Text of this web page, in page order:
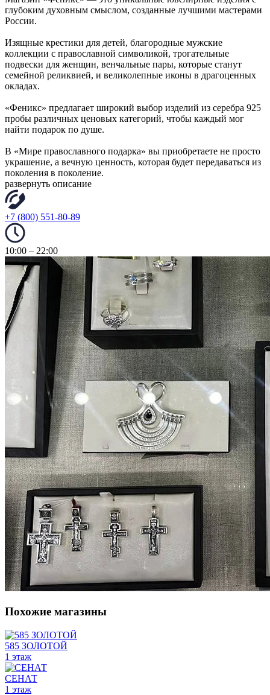
глубоким духовным смыслом, созданные лучшими мастерами
России.
Изящные крестики для детей, благородные мужские
коллекции с православной символикой, трогательные
подвески для женщин, венчальные пары, которые станут
семейной реликвией, и великолепные иконы в драгоценных
окладах.
«Феникс» предлагает широкий выбор изделий из серебра 925
пробы различных ценовых категорий, чтобы каждый мог
найти подарок по душе.
В «Мире православного подарка» вы приобретаете не просто
украшение, а вечную ценность, которая будет передаваться из
поколения в поколение.
развернуть описание
+7 (800) 551-80-89
10:00 – 22:00
Похожие магазины
585 ЗОЛОТОЙ
1 этаж
СЕНАТ
1 этаж